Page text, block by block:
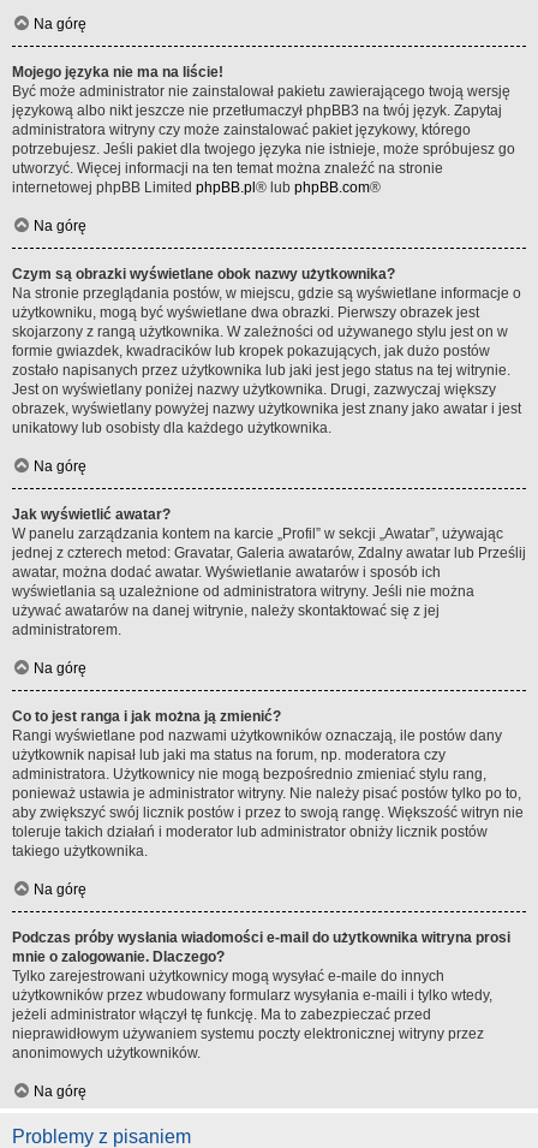
Na górę
Mojego języka nie ma na liście!
Być może administrator nie zainstalował pakietu zawierającego twoją wersję
językową albo nikt jeszcze nie przetłumaczył phpBB3 na twój język. Zapytaj
administratora witryny czy może zainstalować pakiet językowy, którego
potrzebujesz. Jeśli pakiet dla twojego języka nie istnieje, może spróbujesz go
utworzyć. Więcej informacji na ten temat można znaleźć na stronie
internetowej phpBB Limited phpBB.pl ® lub phpBB.com®
Na górę
Czym są obrazki wyświetlane obok nazwy użytkownika?
Na stronie przeglądania postów, w miejscu, gdzie są wyświetlane informacje o
użytkowniku, mogą być wyświetlane dwa obrazki. Pierwszy obrazek jest
skojarzony z rangą użytkownika. W zależności od używanego stylu jest on w
formie gwiazdek, kwadracików lub kropek pokazujących, jak dużo postów
zostało napisanych przez użytkownika lub jaki jest jego status na tej witrynie.
Jest on wyświetlany poniżej nazwy użytkownika. Drugi, zazwyczaj większy
obrazek, wyświetlany powyżej nazwy użytkownika jest znany jako awatar i jest
unikatowy lub osobisty dla każdego użytkownika.
Na górę
Jak wyświetlić awatar?
W panelu zarządzania kontem na karcie „Profil” w sekcji „Awatar”, używając
jednej z czterech metod: Gravatar, Galeria awatarów, Zdalny awatar lub Prześlij
awatar, można dodać awatar. Wyświetlanie awatarów i sposób ich
wyświetlania są uzależnione od administratora witryny. Jeśli nie można
używać awatarów na danej witrynie, należy skontaktować się z jej
administratorem.
Na górę
Co to jest ranga i jak można ją zmienić?
Rangi wyświetlane pod nazwami użytkowników oznaczają, ile postów dany
użytkownik napisał lub jaki ma status na forum, np. moderatora czy
administratora. Użytkownicy nie mogą bezpośrednio zmieniać stylu rang,
ponieważ ustawia je administrator witryny. Nie należy pisać postów tylko po to,
aby zwiększyć swój licznik postów i przez to swoją rangę. Większość witryn nie
toleruje takich działań i moderator lub administrator obniży licznik postów
takiego użytkownika.
Na górę
Podczas próby wysłania wiadomości e-mail do użytkownika witryna prosi
mnie o zalogowanie. Dlaczego?
Tylko zarejestrowani użytkownicy mogą wysyłać e-maile do innych
użytkowników przez wbudowany formularz wysyłania e-maili i tylko wtedy,
jeżeli administrator włączył tę funkcję. Ma to zabezpieczać przed
nieprawidłowym używaniem systemu poczty elektronicznej witryny przez
anonimowych użytkowników.
Na górę
Problemy z pisaniem